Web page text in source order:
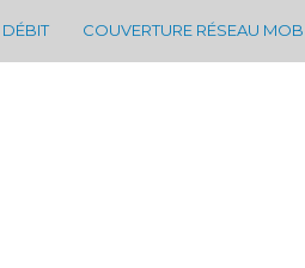
DÉBIT COUVERTURE RÉSEAU